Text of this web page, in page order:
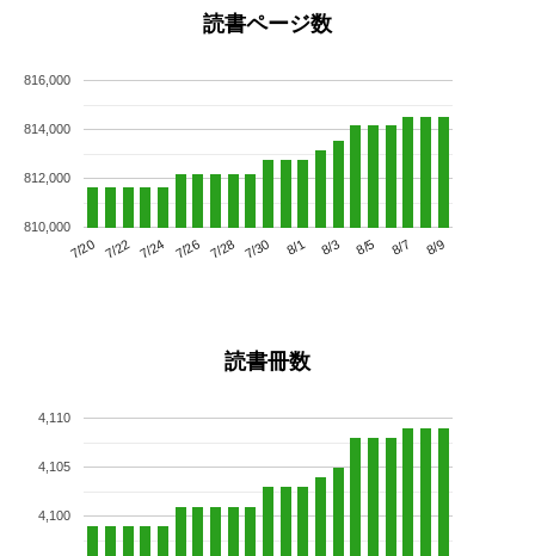
読書ページ数
7/20 7/22 7/24 7/26 7/28 7/30 8/1 8/3 8/5 8/7 8/9
810,000
812,000
814,000
816,000
読書冊数
4,100
4,105
4,110